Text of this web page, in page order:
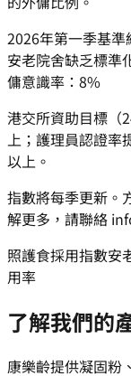
2026年第一季基
安老院舍缺乏標準
傭意識率：8%
港交所資助目標（
上；護理員認證率
以上。
指數將每季更新。
解更多，請聯絡
照護食採用指數安
用率
了解我們的
康樂齡提供凝固粉